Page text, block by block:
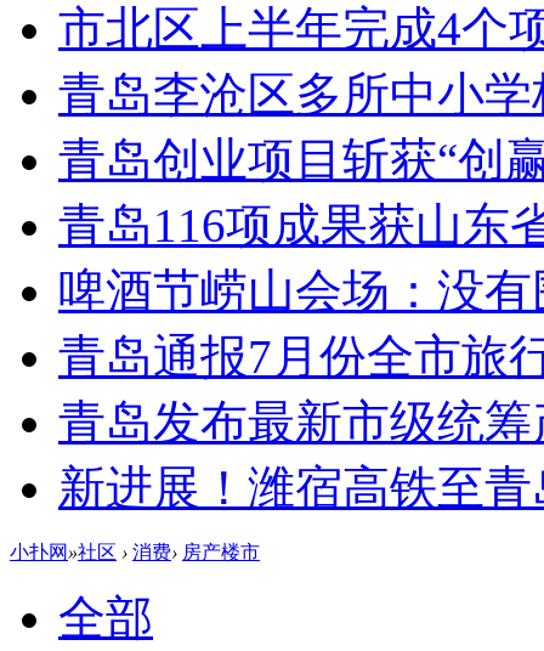
市北区上半年完成4个
青岛李沧区多所中小
青岛创业项目斩获“创
青岛116项成果获山东
啤酒节崂山会场：没有
青岛通报7月份全市旅
青岛发布最新市级统
新进展！潍宿高铁至
小扑网 »社区 › 消费› 房产楼市
全部